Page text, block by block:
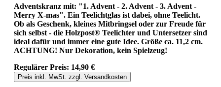
Adventskranz mit: "1. Advent - 2. Advent - 3. Advent -
Merry X-mas". Ein Teelichtglas ist dabei, ohne Teelicht.
Ob als Geschenk, kleines Mitbringsel oder zur Freude für
sich selbst - die Holzpost® Teelichter und Untersetzer sind
ideal dafür und immer eine gute Idee. Größe ca. 11,2 cm.
ACHTUNG! Nur Dekoration, kein Spielzeug!
Regulärer Preis: 14,90 €
Preis inkl. MwSt. zzgl. Versandkosten